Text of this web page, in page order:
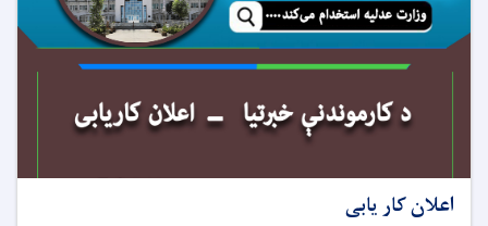
اعلان کار یابی